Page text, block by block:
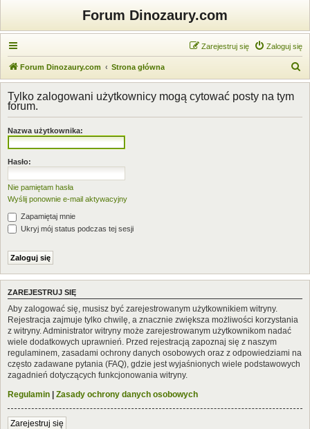
Forum Dinozaury.com
Zaloguj się
Zarejestruj się
Forum Dinozaury.com Strona główna
z
k
Tylko zalogowani użytkownicy mogą cytować posty na tym
forum.
Nazwa użytkownika:
Hasło:
Nie pamiętam hasła
Wyślij ponownie e-mail aktywacyjny
Zapamiętaj mnie
Ukryj mój status podczas tej sesji
ZAREJESTRUJ SIĘ
Aby zalogować się, musisz być zarejestrowanym użytkownikiem witryny.
Rejestracja zajmuje tylko chwilę, a znacznie zwiększa możliwości korzystania
z witryny. Administrator witryny może zarejestrowanym użytkownikom nadać
wiele dodatkowych uprawnień. Przed rejestracją zapoznaj się z naszym
regulaminem, zasadami ochrony danych osobowych oraz z odpowiedziami na
często zadawane pytania (FAQ), gdzie jest wyjaśnionych wiele podstawowych
zagadnień dotyczących funkcjonowania witryny.
Regulamin | Zasady ochrony danych osobowych
Zarejestruj się